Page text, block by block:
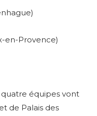
en-Provence)
quatre équipes vont
de Palais des